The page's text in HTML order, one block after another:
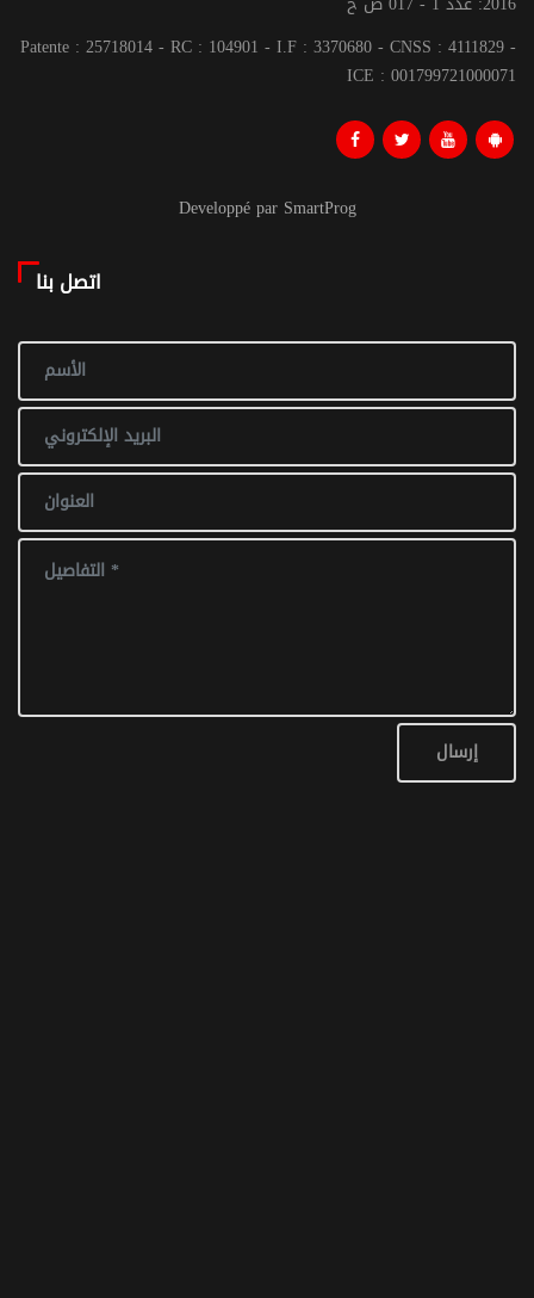
Patente : 25718014 - RC : 104901 - I.F : 3370680 - CNSS : 4111829 -
ICE : 001799721000071
Developpé par SmartProg
اتصل بنا